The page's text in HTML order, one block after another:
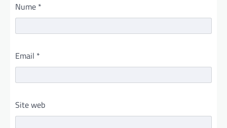
Nume *
Email *
Site web